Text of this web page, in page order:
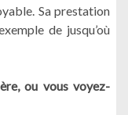
Sa prestation
de jusqu’où
ou vous voyez-